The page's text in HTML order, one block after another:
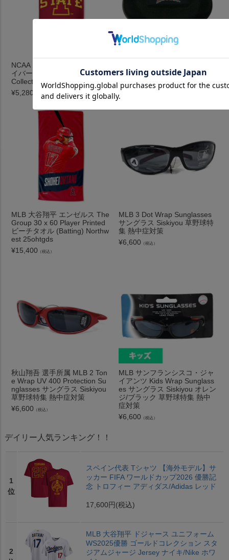
NCAA アイオワ州立大学 ファ
イバー ビーチタオル Forever
Collectibles
¥5,280
ase サングラスケース Siskiyo
u 草野球特集 熱中症対策
¥
MLB 大谷翔平 エンゼルス The
Group 30 x 60 Player Printed
ビーチタオル (Batting) Northw
est 25ohtgds
¥15,400 （税込）
MLB 3 Dot Wrap Sunglasses
サングラス Siskiyou 草野球特
集 熱中症対策
¥6,600 （税込）
秋山翔吾 選手所属 MLB 2 Ton
e Wrap UV 400 Protection Su
nglasses サングラス Siskiyou
草野球特集 熱中症対策
¥6,600 （税込）
MLB サンフランシスコ・ジャ
イアンツ Kids Wrap Sunglass
es サングラス Siskiyou オレン
ジ/ブラック 草野球特集 熱中
症対策
¥6,600 （税込）
デイリー人気ランキング！！
1
位
スペイン代表 Tシャツ 【海外モデル】サ
ッカー FIFA ワールドカップ2026 優勝記
念 トロフィー アディダス/Adidas レッド
17,600円 (税込)
2
MLB 大谷翔平 ドジャース ユニフォーム
WS2025優勝 ゴールドコレクション スタ
ジアムジャージ Jersey ナイキ/Nike ホワ